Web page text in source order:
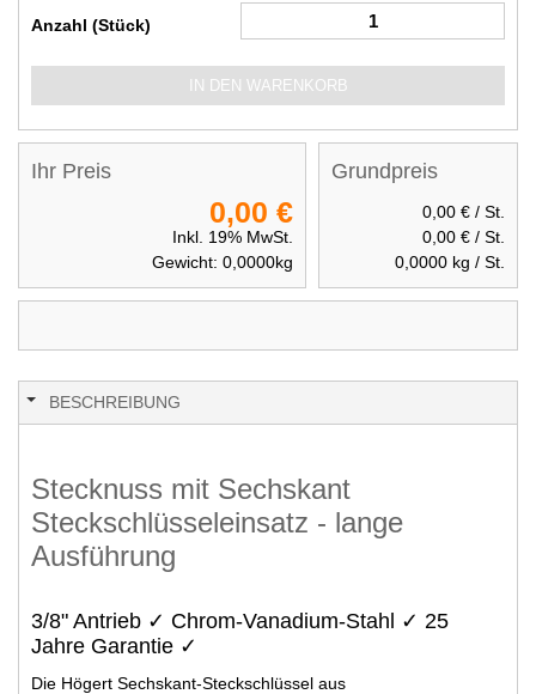
Anzahl (Stück)
IN DEN WARENKORB
Grundpreis
0,00 € / St.
0,00 € / St.
0,0000 kg / St.
Ihr Preis
0,00 €
Inkl. 19% MwSt.
Gewicht: 0,0000kg
BESCHREIBUNG
Stecknuss mit Sechskant
Steckschlüsseleinsatz - lange
Ausführung
3/8" Antrieb ✓ Chrom-Vanadium-Stahl ✓ 25
Jahre Garantie ✓
Die Högert Sechskant-Steckschlüssel aus